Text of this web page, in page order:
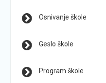
Osnivanje škole
Geslo škole
Program škole